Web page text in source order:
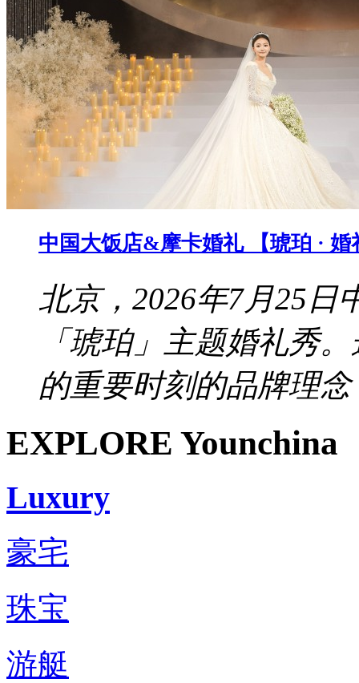
中国大饭店&摩卡婚礼 【琥珀 ·
北京，2026年7月25日
「琥珀」主题婚礼秀
的重要时刻的品牌理念
EXPLORE Younchina
Luxury
豪宅
珠宝
游艇